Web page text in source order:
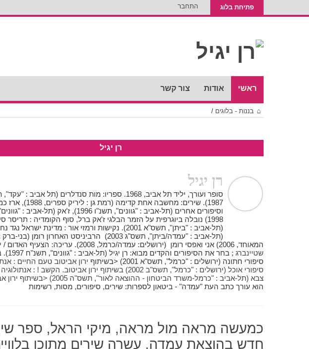
פתיחת בלוג התחבר
ראשי אודות צור קשר
בננות - בלוגים /
רן יגיל
רן יגיל
סופר ועורך, יליד תל אביב, 1968. ספריו: מות סנדלרים (תל אביב :
1987). שירים: מחשבה אחת קדימה
וסיפורים אחרים (תל-אביב : "גוונים", תשנ"ו 1996), ז'אק (תל-
1998) נובלה ביוגרפית על הזמר הבלגי ז'אק ברל, סוף הקומדיה : תריסר
(תל-אביב : "ביתן", תשס"א 2001). נקישות ורמזי אור : מדינת
(תל-אביב : "עמדה/ביתן", תשס"ג 2003) הרביניסט האחרון רומן
המאוחד, 2006) אני ואפסי רומן (ירושלים: עמדה/כרמל, 2008). עריכה: הצעיף האדום /
שטיינברג
; בחר את
סיפורי חתונה (ירושלים : "כרמל", תשס"א 2001) <בשיתוף
ירון אביטוב טעם החיים :
סיפורי אוכל (ירושלים : "כרמל", תשס"ב 2002) בשיתוף
ירון אביטוב. הקשב ! :
צבא (תל-אביב : "כרמל-משרד הביטחון - ההוצאה לאור", תשס"ה 2005) <בשיתוף
ירון
הוא עורך כתב העת "עמדה" - ביטאון לספרות: שירים, סיפורים, מסות, רשימות
כמעשה מראה מול מראה, מיקי הראל, ספר
חדש בהוצאת עמדה, עשרה שירים מתוכו